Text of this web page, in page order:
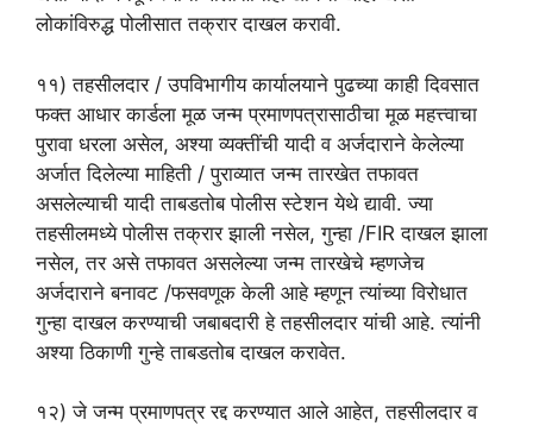
लोकांविरुद्ध पोलीसात तक्रार दाखल करावी.
११) तहसीलदार / उपविभागीय कार्यालयाने पुढच्या काही दिवसात
फक्त आधार कार्डला मूळ जन्म प्रमाणपत्रासाठीचा मूळ महत्त्वाचा
पुरावा धरला असेल, अश्या व्यक्तींची यादी व अर्जदाराने केलेल्या
अर्जात दिलेल्या माहिती / पुराव्यात जन्म तारखेत तफावत
असलेल्याची यादी ताबडतोब पोलीस स्टेशन येथे द्यावी. ज्या
तहसीलमध्ये पोलीस तक्रार झाली नसेल, गुन्हा /FIR दाखल झाला
नसेल, तर असे तफावत असलेल्या जन्म तारखेचे म्हणजेच
अर्जदाराने बनावट /फसवणूक केली आहे म्हणून त्यांच्या विरोधात
गुन्हा दाखल करण्याची जबाबदारी हे तहसीलदार यांची आहे. त्यांनी
अश्या ठिकाणी गुन्हे ताबडतोब दाखल करावेत.
१२) जे जन्म प्रमाणपत्र रद्द करण्यात आले आहेत, तहसीलदार व